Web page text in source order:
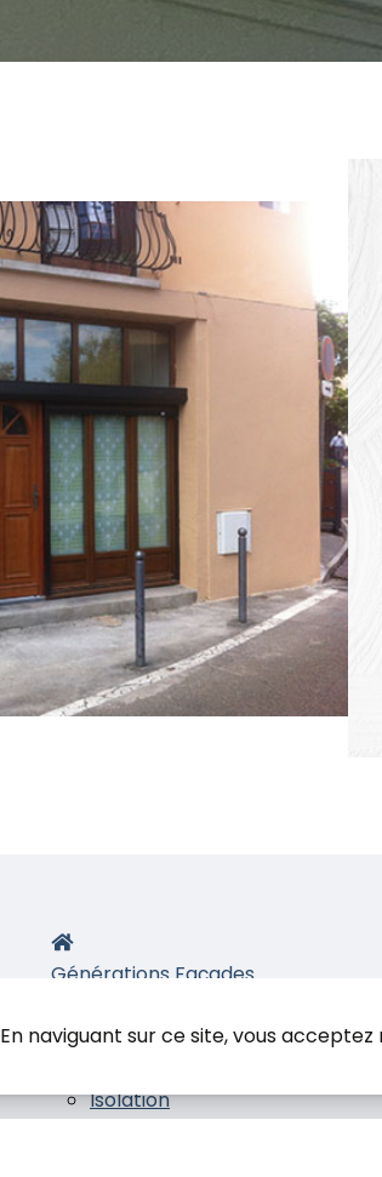
En naviguant sur ce site, vous
Générations Façades
Enduit
Isolation